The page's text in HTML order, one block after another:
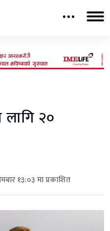
२०
१३:०३ मा प्रकाशित